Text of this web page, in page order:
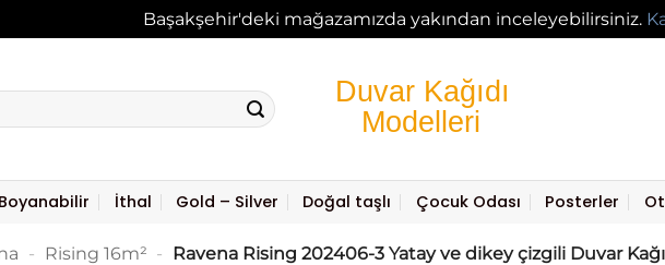
Başakşehir'deki mağazamızda yakından inceleyebilirsiniz.
Boyanabilir İthal Gold – Silver Doğal taşlı Çocuk Odası Posterler
- Rising 16m² - Ravena Rising 202406-3 Yatay ve dikey çizgili Duvar